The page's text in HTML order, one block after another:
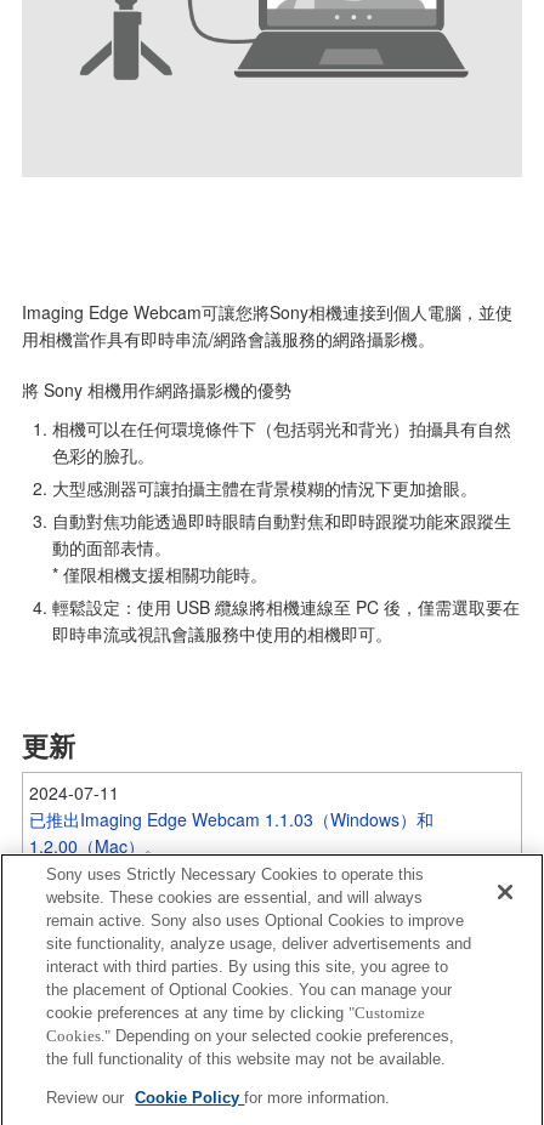
Imaging Edge Webcam可讓您將Sony相機連接到個人電腦，並使
用相機當作具有即時串流/網路會議服務的網路攝影機。
將 Sony 相機用作網路攝影機的優勢
相機可以在任何環境條件下（包括弱光和背光）拍攝具有自然
色彩的臉孔。
大型感測器可讓拍攝主體在背景模糊的情況下更加搶眼。
自動對焦功能透過即時眼睛自動對焦和即時跟蹤功能來跟蹤生
動的面部表情。
* 僅限相機支援相關功能時。
輕鬆設定：使用 USB 纜線將相機連線至 PC 後，僅需選取要在
即時串流或視訊會議服務中使用的相機即可。
更新
2024-07-11
已推出Imaging Edge Webcam 1.1.03（Windows）和
1.2.00（Mac）。
2022-06-29
已推出 Imaging Edge Webcam 1.1.02 (Windows)。
2021-12-16
已推出 Imaging Edge Webcam 1.1.00 (Mac)。
2021-09-09
已推出 Imaging Edge Webcam 1.1.01 (Windows)。
2020-10-15
已推出 Imaging Edge Webcam 1.1.00 (Windows)。
本網站上發佈的產品或服務名稱為其各自公司的商標或註冊商
標。然而，™或®標記可能並未在本網站的所有情況下皆使用。
Sony uses Strictly Necessary Cookies to operate this
website. These cookies are essential, and will always
remain active. Sony also uses Optional Cookies to improve
site functionality, analyze usage, deliver advertisements and
interact with third parties. By using this site, you agree to
the placement of Optional Cookies. You can manage your
cookie preferences at any time by clicking "Customize
Cookies." Depending on your selected cookie preferences,
the full functionality of this website may not be available.
Review our Cookie Policyfor more information.